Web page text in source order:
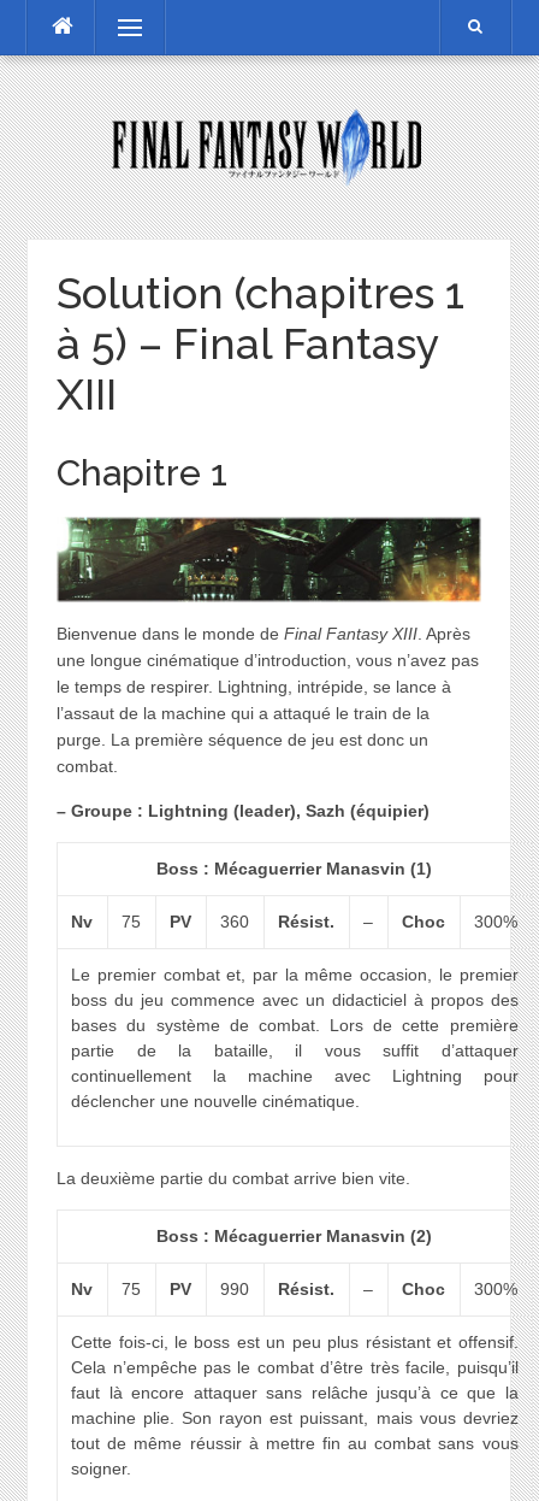
content
Menu
Solution (chapitres 1
à 5) – Final Fantasy
XIII
Chapitre 1
Bienvenue dans le monde de Final Fantasy XIII. Après
une longue cinématique d’introduction, vous n’avez pas
le temps de respirer. Lightning, intrépide, se lance à
l’assaut de la machine qui a attaqué le train de la
purge. La première séquence de jeu est donc un
combat.
– Groupe : Lightning (leader), Sazh (équipier)
Boss : Mécaguerrier Manasvin (1)
Nv 75 PV 360 Résist. – Choc 300%
Le premier combat et, par la même occasion, le premier
boss du jeu commence avec un didacticiel à propos des
bases du système de combat. Lors de cette première
partie de la bataille, il vous suffit d’attaquer
continuellement la machine avec Lightning pour
déclencher une nouvelle cinématique.
La deuxième partie du combat arrive bien vite.
Boss : Mécaguerrier Manasvin (2)
Nv 75 PV 990 Résist. – Choc 300%
Cette fois-ci, le boss est un peu plus résistant et offensif.
Cela n’empêche pas le combat d’être très facile, puisqu’il
faut là encore attaquer sans relâche jusqu’à ce que la
machine plie. Son rayon est puissant, mais vous devriez
tout de même réussir à mettre fin au combat sans vous
soigner.